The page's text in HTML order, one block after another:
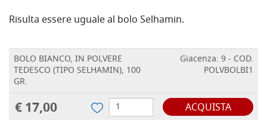
Risulta essere uguale al bolo Selhamin.
BOLO BIANCO, IN POLVERE
TEDESCO (TIPO SELHAMIN), 100
GR.
Giacenza: 9 - COD.
POLVBOLBI1
€ 17,00 ACQUISTA